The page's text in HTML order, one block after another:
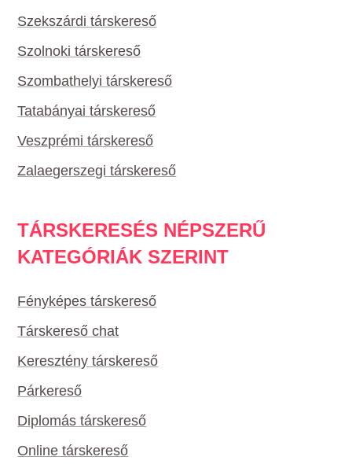
Szekszárdi társkereső
Szolnoki társkereső
Szombathelyi társkereső
Tatabányai társkereső
Veszprémi társkereső
Zalaegerszegi társkereső
TÁRSKERESÉS NÉPSZERŰ
KATEGÓRIÁK SZERINT
Fényképes társkereső
Társkereső chat
Keresztény társkereső
Párkereső
Diplomás társkereső
Online társkereső